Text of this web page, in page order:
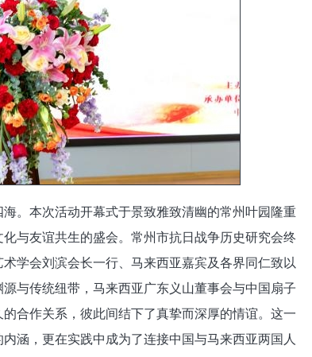
。本次活动开幕式于景致雅致清幽的常州叶园隆重
与友谊共生的盛会。常州市抗日战争历史研究会终
学会刘滨会长一行、马来西亚嘉宾及各界同仁致以
与传统纽带，马来西亚广东义山董事会与中国扇子
合作关系，彼此间结下了真挚而深厚的情谊。这一
涵，更在实践中成为了连接中国与马来西亚两国人